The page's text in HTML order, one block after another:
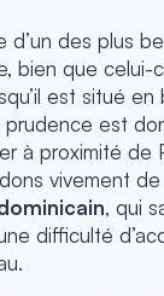
d’un des plus
bien que celui-
est situé
prudence est
à proximité de
vivement
, qui
difficulté